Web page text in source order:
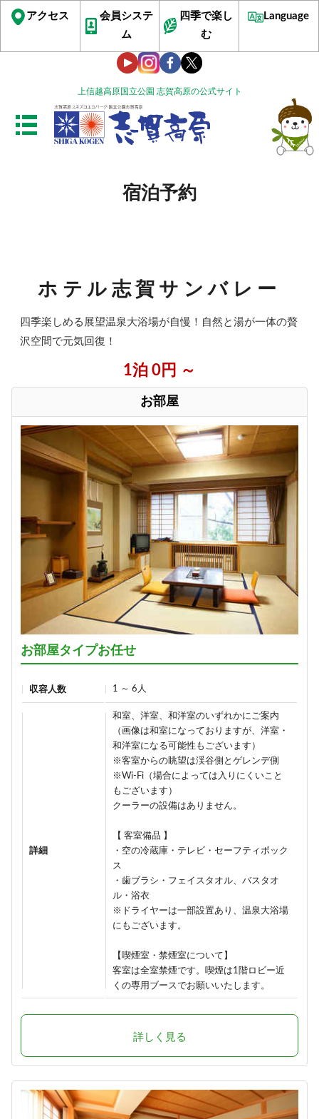
上信越高原国立公園 志賀高原の公式サイト
アクセス
会員システ
ム
四季で楽し
む
Language
宿泊予約
ホテル志賀サンバレー
四季楽しめる展望温泉大浴場が自慢！自然と湯が一体の贅
沢空間で元気回復！
1泊 0円 ～
お部屋
お部屋タイプお任せ
収容人数 1 ～ 6人
詳細
和室、洋室、和洋室のいずれかにご案内
（画像は和室になっておりますが、洋室・
和洋室になる可能性もございます）
※客室からの眺望は渓谷側とゲレンデ側
※Wi-Fi（場合によっては入りにくいこと
もございます）
クーラーの設備はありません。
【 客室備品 】
・空の冷蔵庫・テレビ・セーフティボック
ス
・歯ブラシ・フェイスタオル、バスタオ
ル・浴衣
※ドライヤーは一部設置あり、温泉大浴場
にもございます。
【喫煙室・禁煙室について】
客室は全室禁煙です。喫煙は1階ロビー近
くの専用ブースでお願いいたします。
詳しく見る